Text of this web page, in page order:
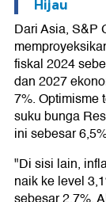
Hijau
Dari Asia, S&P
fiskal 2024
dan 2027
7%. Optimisme
suku bunga
ini sebesar
"Di sisi lain,
naik ke level